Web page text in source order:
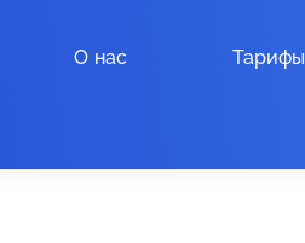
О нас Тарифы